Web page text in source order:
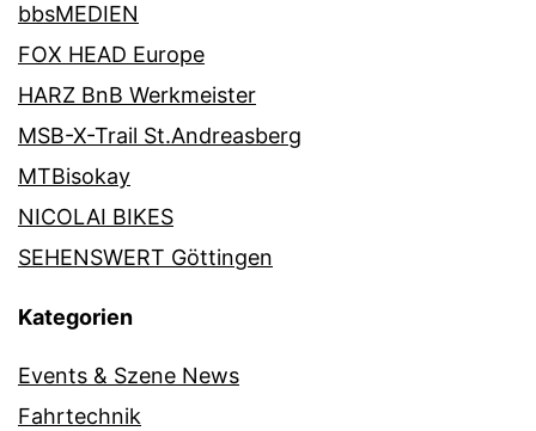
bbsMEDIEN
FOX HEAD Europe
HARZ BnB Werkmeister
MSB-X-Trail St.Andreasberg
MTBisokay
NICOLAI BIKES
SEHENSWERT Göttingen
Kategorien
Events & Szene News
Fahrtechnik